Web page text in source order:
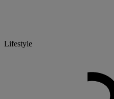
Lifestyle